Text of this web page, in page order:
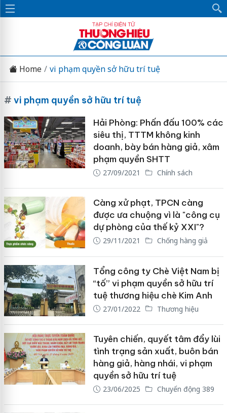
Home vi phạm quyền sở hữu trí tuệ
# vi phạm quyền sở hữu trí tuệ
Hải Phòng: Phấn đấu 100% các
siêu thị, TTTM không kinh
doanh, bày bán hàng giả, xâm
phạm quyền SHTT
27/09/2021 Chính sách
Càng xử phạt, TPCN càng
được ưa chuộng vì là "công cụ
dự phòng của thế kỷ XXI"?
29/11/2021 Chống hàng giả
Tổng công ty Chè Việt Nam bị
“tố” vi phạm quyền sở hữu trí
tuệ thương hiệu chè Kim Anh
27/01/2022 Thương hiệu
Tuyên chiến, quyết tâm đẩy lùi
tình trạng sản xuất, buôn bán
hàng giả, hàng nhái, vi phạm
quyền sở hữu trí tuệ
23/06/2025 Chuyển động 389